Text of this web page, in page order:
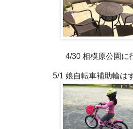
4/30 相模原公園に
5/1 娘自転車補助輪は